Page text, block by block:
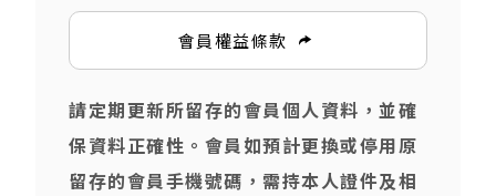
會員權益條款
請定期更新所留存的會員個人資料，並確
保資料正確性。會員如預計更換或停用原
留存的會員手機號碼，需持本人證件及相